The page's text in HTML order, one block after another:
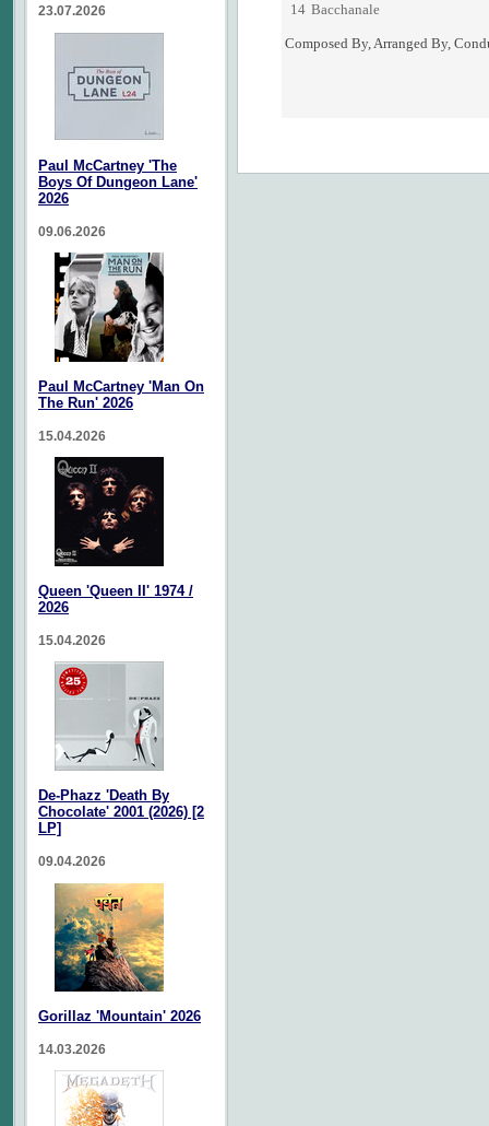
14 Bacchanale
Composed By, Arranged By,
23.07.2026
Paul McCartney 'The
Boys Of Dungeon Lane'
2026
09.06.2026
Paul McCartney 'Man On
The Run' 2026
15.04.2026
Queen 'Queen II' 1974 /
2026
15.04.2026
De-Phazz 'Death By
Chocolate' 2001 (2026) [2
LP]
09.04.2026
Gorillaz 'Mountain' 2026
14.03.2026